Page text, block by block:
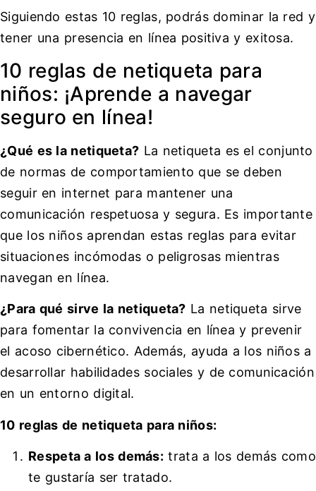
Siguiendo estas 10 reglas, podrás dominar la red y
tener una presencia en línea positiva y exitosa.
10 reglas de netiqueta para
niños: ¡Aprende a navegar
seguro en línea!
¿Qué es la netiqueta? La netiqueta es el conjunto
de normas de comportamiento que se deben
seguir en internet para mantener una
comunicación respetuosa y segura. Es importante
que los niños aprendan estas reglas para evitar
situaciones incómodas o peligrosas mientras
navegan en línea.
¿Para qué sirve la netiqueta? La netiqueta sirve
para fomentar la convivencia en línea y prevenir
el acoso cibernético. Además, ayuda a los niños a
desarrollar habilidades sociales y de comunicación
en un entorno digital.
10 reglas de netiqueta para niños:
Respeta a los demás: trata a los demás como
te gustaría ser tratado.